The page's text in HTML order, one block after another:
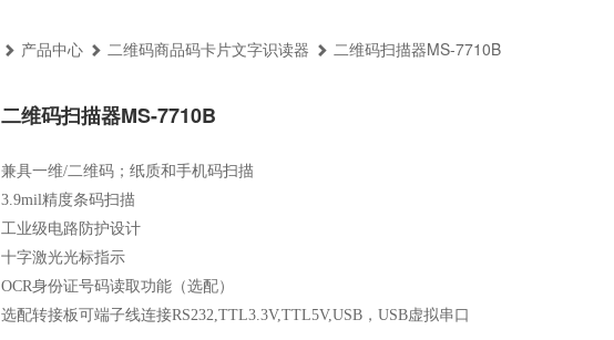
产品中心 二维码商品码卡片文字识读器 二维码扫描器MS-7710B
二维码扫描器MS-7710B
兼具一维/二维码；纸质和手机码扫描
3.9mil精度条码扫描
工业级电路防护设计
十字激光光标指示
OCR身份证号码读取功能（选配）
选配转接板可端子线连接RS232,TTL3.3V,TTL5V,USB，USB虚拟串口